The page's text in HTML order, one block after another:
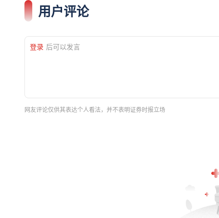
用户评论
登录 后可以发言
网友评论仅供其表达个人看法，并不表明证券时报立场